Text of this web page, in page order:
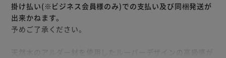
掛け払い(※ビジネス会員様のみ)での支払い及び同梱発送が
出来かねます。
予めご了承ください。